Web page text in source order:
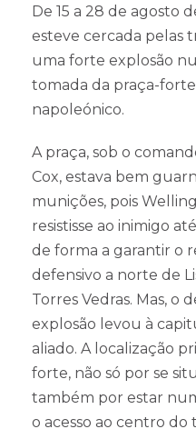
De 15 a 28 de agosto
esteve cercada pelas
uma forte explosão
tomada da praça-
napoleónico.
A praça, sob o
Cox, estava bem
munições, pois
resistisse ao inimigo
de forma a garantir o
defensivo a norte de
Torres Vedras. Mas, o
explosão levou à
aliado. A localização
forte, não só por se
também por estar
o acesso ao centro